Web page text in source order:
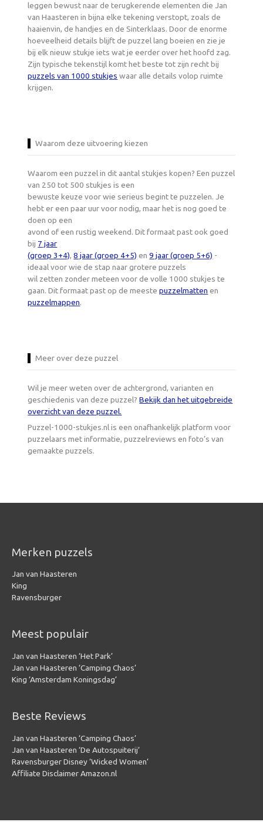
leggen bewust naar de terugkerende elementen die Jan
van Haasteren in bijna elke tekening verstopt, zoals de
haaienvin, de handjes en de Sinterklaas. Door de enorme
hoeveelheid details blijft de puzzel lang boeien en zie je
bij elk nieuw stukje iets wat je eerder over het hoofd zag.
Zijn typische tekenstijl komt het beste tot zijn recht bij
puzzels van 1000 stukjes waar alle details volop ruimte
krijgen.
Waarom deze uitvoering kiezen
Waarom een puzzel in dit aantal stukjes kopen? Een puzzel
van 250 tot 500 stukjes is een
bewuste keuze voor wie serieus begint te puzzelen. Je
hebt er een paar uur voor nodig, maar het is nog goed te
doen op een
avond of een rustig weekend. Dit formaat past ook goed
bij 7 jaar
(groep 3+4),8 jaar (groep 4+5) en9 jaar (groep 5+6) -
ideaal voor wie de stap naar grotere puzzels
wil zetten zonder meteen voor de volle 1000 stukjes te
gaan. Dit formaat past op de meestepuzzelmatten en
puzzelmappen.
Meer over deze puzzel
Wil je meer weten over de achtergrond, varianten en
geschiedenis van deze puzzel?Bekijk dan het uitgebreide
overzicht van deze puzzel.
Puzzel-1000-stukjes.nl is een onafhankelijk platform voor
puzzelaars met informatie, puzzelreviews en foto’s van
gemaakte puzzels.
Merken puzzels
Jan van Haasteren
King
Ravensburger
Meest populair
Jan van Haasteren ‘Het Park’
Jan van Haasteren ‘Camping Chaos’
King ‘Amsterdam Koningsdag’
Beste Reviews
Jan van Haasteren ‘Camping Chaos’
Jan van Haasteren ‘De Autospuiterij’
Ravensburger Disney ‘Wicked Women’
Affiliate Disclaimer Amazon.nl